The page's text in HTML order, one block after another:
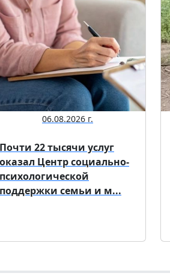
06.08.2026 г.
Почти 22 тысячи услуг
оказал Центр социально-
психологической
поддержки семьи и м...